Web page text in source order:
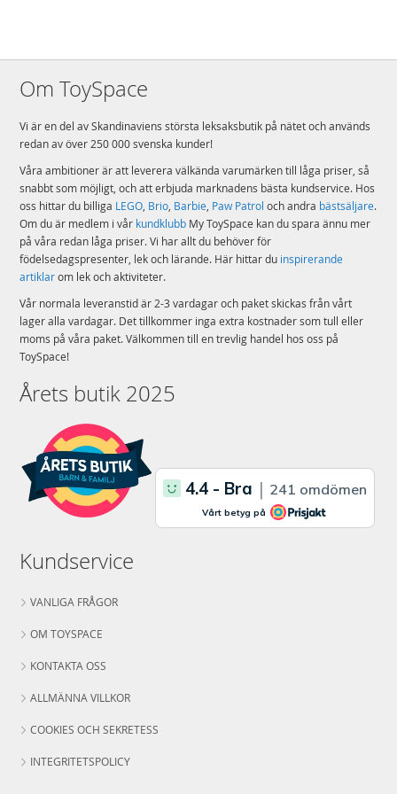
Om ToySpace
Vi är en del av Skandinaviens största leksaksbutik på nätet och används
redan av över 250 000 svenska kunder!
Våra ambitioner är att leverera välkända varumärken till låga priser, så
snabbt som möjligt, och att erbjuda marknadens bästa kundservice. Hos
oss hittar du billiga LEGO, Brio, Barbie, Paw Patrol och andra bästsäljare.
Om du är medlem i vår kundklubb My ToySpace kan du spara ännu mer
på våra redan låga priser. Vi har allt du behöver för
födelsedagspresenter, lek och lärande. Här hittar du inspirerande
artiklarom lek och aktiviteter.
Vår normala leveranstid är 2-3 vardagar och paket skickas från vårt
lager alla vardagar. Det tillkommer inga extra kostnader som tull eller
moms på våra paket. Välkommen till en trevlig handel hos oss på
ToySpace!
Årets butik 2025
Kundservice
VANLIGA FRÅGOR
OM TOYSPACE
KONTAKTA OSS
ALLMÄNNA VILLKOR
COOKIES OCH SEKRETESS
INTEGRITETSPOLICY